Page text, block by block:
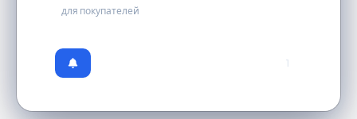
для покупателей
1